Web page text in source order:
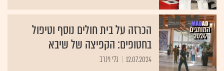
הכרזה על בית חולים נוסף וטיפול
בחטופים: הקפיצה של שיבא
12.07.2024 גלי וינרב